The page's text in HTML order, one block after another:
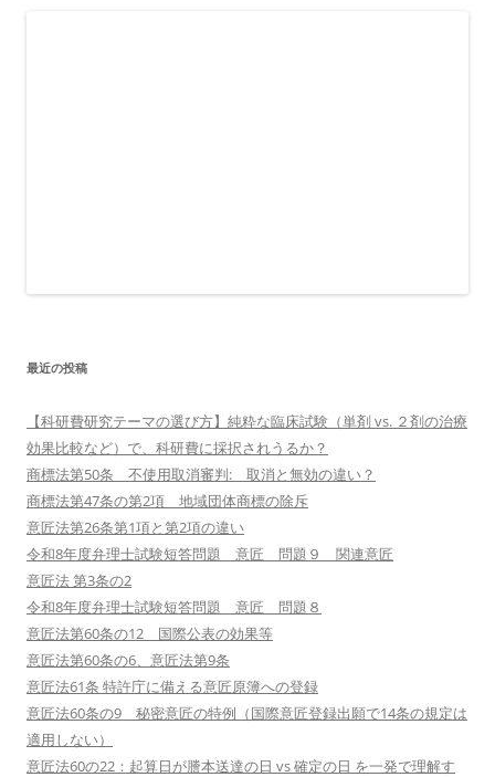
最近の投稿
【科研費研究テーマの選び方】純粋な臨床試験（単剤 vs. ２剤の治療
効果比較など）で、科研費に採択されうるか？
商標法第50条 不使用取消審判: 取消と無効の違い？
商標法第47条の第2項 地域団体商標の除斥
意匠法第26条第1項と第2項の違い
令和8年度弁理士試験短答問題 意匠 問題９ 関連意匠
意匠法 第3条の2
令和8年度弁理士試験短答問題 意匠 問題８
意匠法第60条の12 国際公表の効果等
意匠法第60条の6、意匠法第9条
意匠法61条 特許庁に備える意匠原簿への登録
意匠法60条の9 秘密意匠の特例（国際意匠登録出願で14条の規定は
適用しない）
意匠法60の22：起算日が謄本送達の日 vs 確定の日 を一発で理解す